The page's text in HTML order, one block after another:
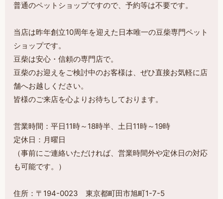
普通のペットショップですので、予約等は不要です。
当店は昨年創立10周年を迎えた日本唯一の豆柴専門ペット
ショップです。
豆柴は安心・信頼の専門店で。
豆柴のお迎えをご検討中のお客様は、ぜひ直接お気軽に店
舗へお越しください。
皆様のご来店を心よりお待ちしております。
営業時間：平日11時～18時半、土日11時～19時
定休日：月曜日
（事前にご連絡いただければ、営業時間外や定休日の対応
も可能です。）
住所：〒194-0023 東京都町田市旭町1-7-5